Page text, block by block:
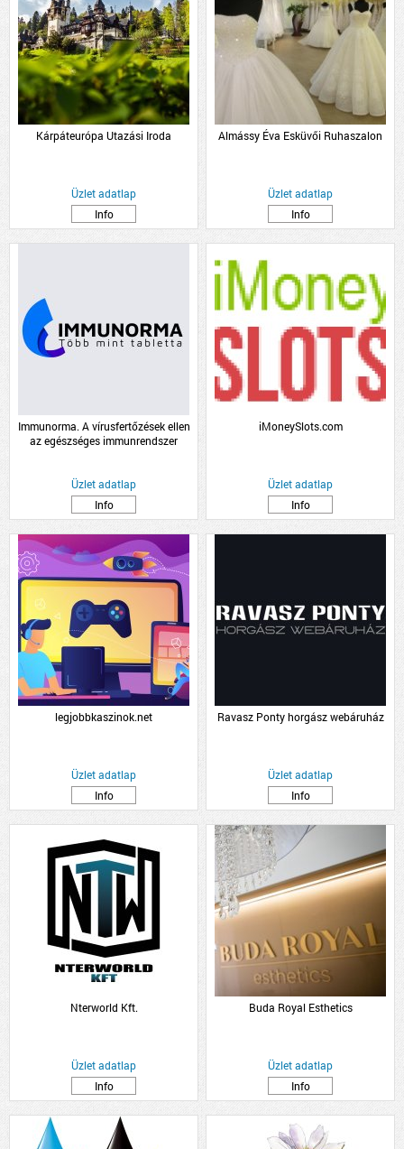
Kárpáteurópa Utazási Iroda
Üzlet adatlap
Info
Almássy Éva Esküvői Ruhaszalon
Üzlet adatlap
Info
Immunorma. A vírusfertőzések ellen
az egészséges immunrendszer
Üzlet adatlap
Info
iMoneySlots.com
Üzlet adatlap
Info
legjobbkaszinok.net
Üzlet adatlap
Info
Ravasz Ponty horgász webáruház
Üzlet adatlap
Info
Nterworld Kft.
Üzlet adatlap
Info
Buda Royal Esthetics
Üzlet adatlap
Info